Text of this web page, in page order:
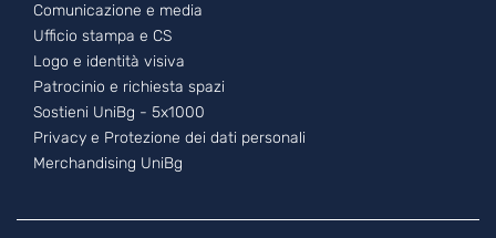
Comunicazione e media
Ufficio stampa e CS
Logo e identità visiva
Patrocinio e richiesta spazi
Sostieni UniBg - 5x1000
Privacy e Protezione dei dati personali
Merchandising UniBg